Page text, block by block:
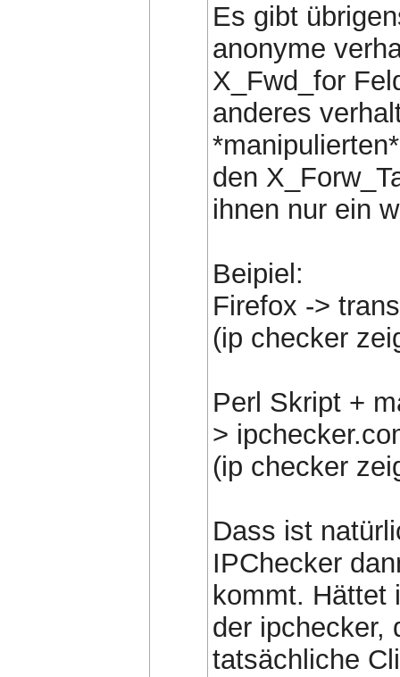
Es gibt
anonyme
X_Fwd_for
anderes
den
ihnen nur ein
Beipiel:
Firefox ->
(ip checker
Perl Skript +
>
(ip checker
Dass ist
IPChecker
kommt. Hättet
der ipchecker,
tatsächliche